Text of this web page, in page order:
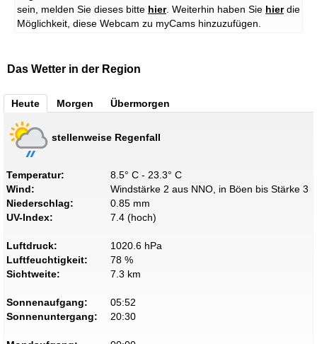
sein, melden Sie dieses bitte hier. Weiterhin haben Sie hierdie
Möglichkeit, diese Webcam zu myCams hinzuzufügen.
Das Wetter in der Region
Heute Morgen Übermorgen
stellenweise Regenfall
Temperatur:
8.5° C - 23.3° C
Wind:
Windstärke 2 aus NNO, in Böen bis Stärke 3
Niederschlag:
0.85 mm
UV-Index:
7.4 (hoch)
Luftdruck:
1020.6 hPa
Luftfeuchtigkeit:
78 %
Sichtweite:
7.3 km
Sonnenaufgang:
05:52
Sonnenuntergang:
20:30